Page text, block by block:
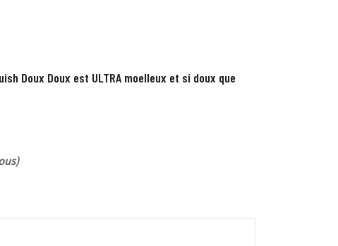
Doux Doux est ULTRA moelleux et si doux que